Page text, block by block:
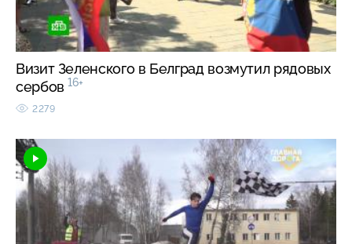
Визит Зеленского в Белград возмутил рядовых
сербов 16+
2279